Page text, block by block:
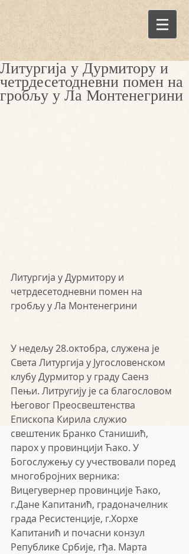
Литургија у Дурмитору и
четрдесетодневни помен на
гробљу у Ла Монтенегрини
Литургија у Дурмитору и
четрдесетодневни помен на
гробљу у Ла Монтенегрини
У недељу 28.октобра, служена је
Света Литургија у Југословенском
клубу Дурмитор у граду Саенз
Пењи. Литругију је са благословом
Његовог Преосвештенства
Епископа Кирила служио
свештеник Бранко Станишић,
парох у провинцији Ћако. У
Богослужењу су учествовали поред
многобројних верника:
Вицегувернер провинције Ћако,
г.Дане Капитанић, градоначелник
града Ресистенције, г.Хорхе
Капитанић и почасни конзул
Републике Србије, гђа. Марта